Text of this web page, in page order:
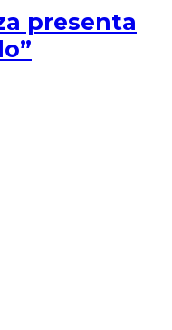
presenta